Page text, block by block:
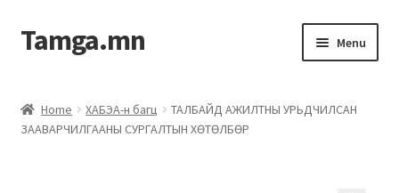
Tamga.mn Menu
ХАБЭА-н багц
Home ХАБЭА-н багц
ТАЛБАЙД АЖИЛТНЫ УРЬДЧИЛСАН
ЗААВАРЧИЛГААНЫ СУРГАЛТЫН ХӨТӨЛБӨР